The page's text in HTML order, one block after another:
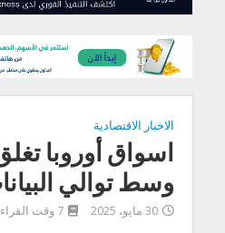
الاخبار الاقتصادية
اسواق أوروبا
وسط توالي
30 مايو، 2025 7 وقت القراءة بالدقيقة